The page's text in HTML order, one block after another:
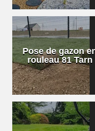
Pose de gazon
rouleau 81 Tarn